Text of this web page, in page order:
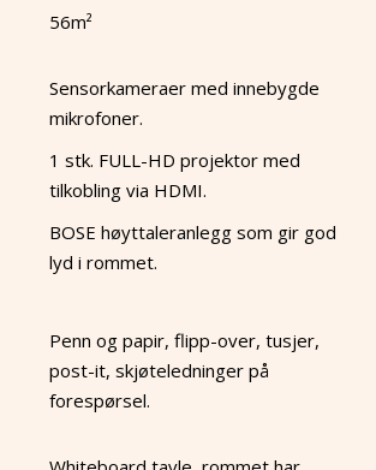
56m²
Sensorkameraer med innebygde
mikrofoner.
1 stk. FULL-HD projektor med
tilkobling via HDMI.
BOSE høyttaleranlegg som gir god
lyd i rommet.
Penn og papir, flipp-over, tusjer,
post-it, skjøteledninger på
forespørsel.